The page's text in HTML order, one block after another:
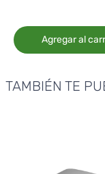
Agregar al
TAMBIÉN TE